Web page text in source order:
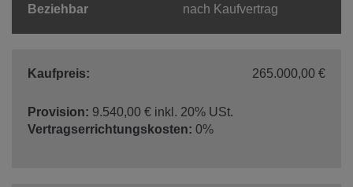
Beziehbar nach Kaufvertrag
Kaufpreis: 265.000,00 €
Provision: 9.540,00 € inkl. 20% USt.
Vertragserrichtungskosten: 0%